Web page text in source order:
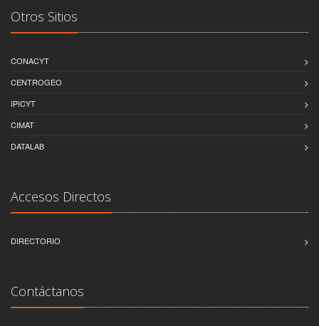
Otros Sitios
CONACYT
CENTROGEO
IPICYT
CIMAT
DATALAB
Accesos Directos
DIRECTORIO
Contáctanos